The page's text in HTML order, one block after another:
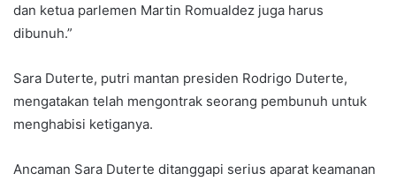
dan ketua parlemen Martin Romualdez juga harus
dibunuh.”
Sara Duterte, putri mantan presiden Rodrigo Duterte,
mengatakan telah mengontrak seorang pembunuh untuk
menghabisi ketiganya.
Ancaman Sara Duterte ditanggapi serius aparat keamanan